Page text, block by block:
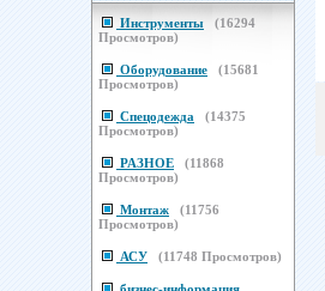
Инструменты (16294
Просмотров)
Оборудование (15681
Просмотров)
Спецодежда (14375
Просмотров)
РАЗНОЕ (11868
Просмотров)
Монтаж (11756
Просмотров)
АСУ (11748 Просмотров)